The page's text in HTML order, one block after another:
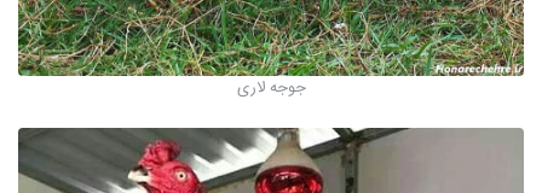
جوجه لاری